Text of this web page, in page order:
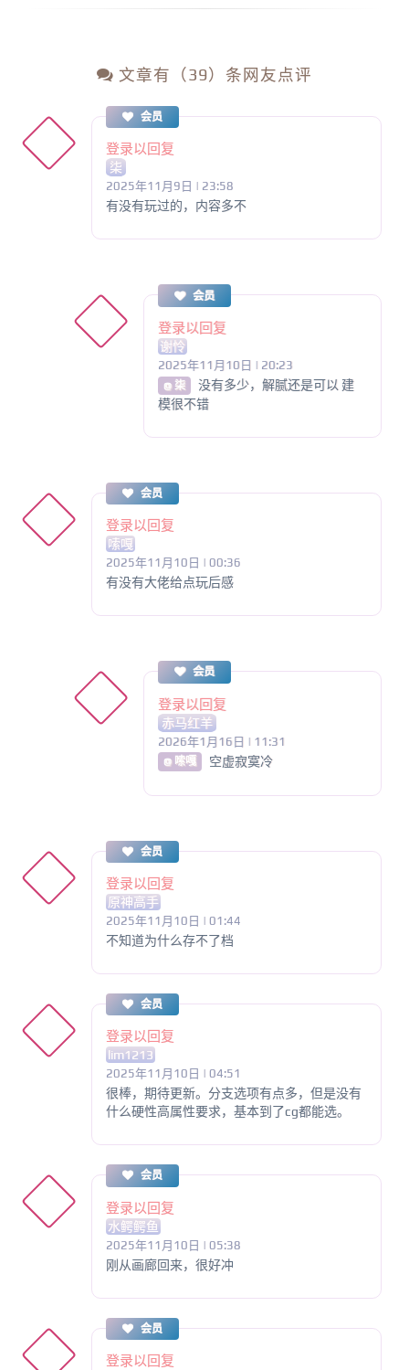
文章有（39）条网友点评
会员
登录以回复
柒
2025年11月9日 | 23:58
有没有玩过的，内容多不
会员
登录以回复
谢怜
2025年11月10日 | 20:23
@ 柒
没有多少，解腻还是可以 建
模很不错
会员
登录以回复
嗦嘎
2025年11月10日 | 00:36
有没有大佬给点玩后感
会员
登录以回复
赤马红羊
2026年1月16日 | 11:31
@ 嗦嘎 空虚寂寞冷
会员
登录以回复
原神高手
2025年11月10日 | 01:44
不知道为什么存不了档
会员
登录以回复
lim1213
2025年11月10日 | 04:51
很棒，期待更新。分支选项有点多，但是没有
什么硬性高属性要求，基本到了cg都能选。
会员
登录以回复
水鳄鳄鱼
2025年11月10日 | 05:38
刚从画廊回来，很好冲
会员
登录以回复